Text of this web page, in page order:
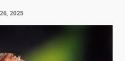
2025